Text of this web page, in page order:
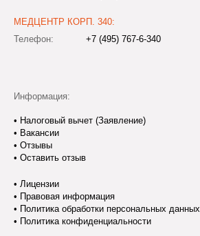
МЕДЦЕНТР КОРП. 340:
Телефон:
+7 (495) 767-6-340
Информация:
• Налоговый вычет (Заявление)
• Вакансии
• Отзывы
• Оставить отзыв
• Лицензии
• Правовая информация
• Политика обработки персональных данных
• Политика конфиденциальности